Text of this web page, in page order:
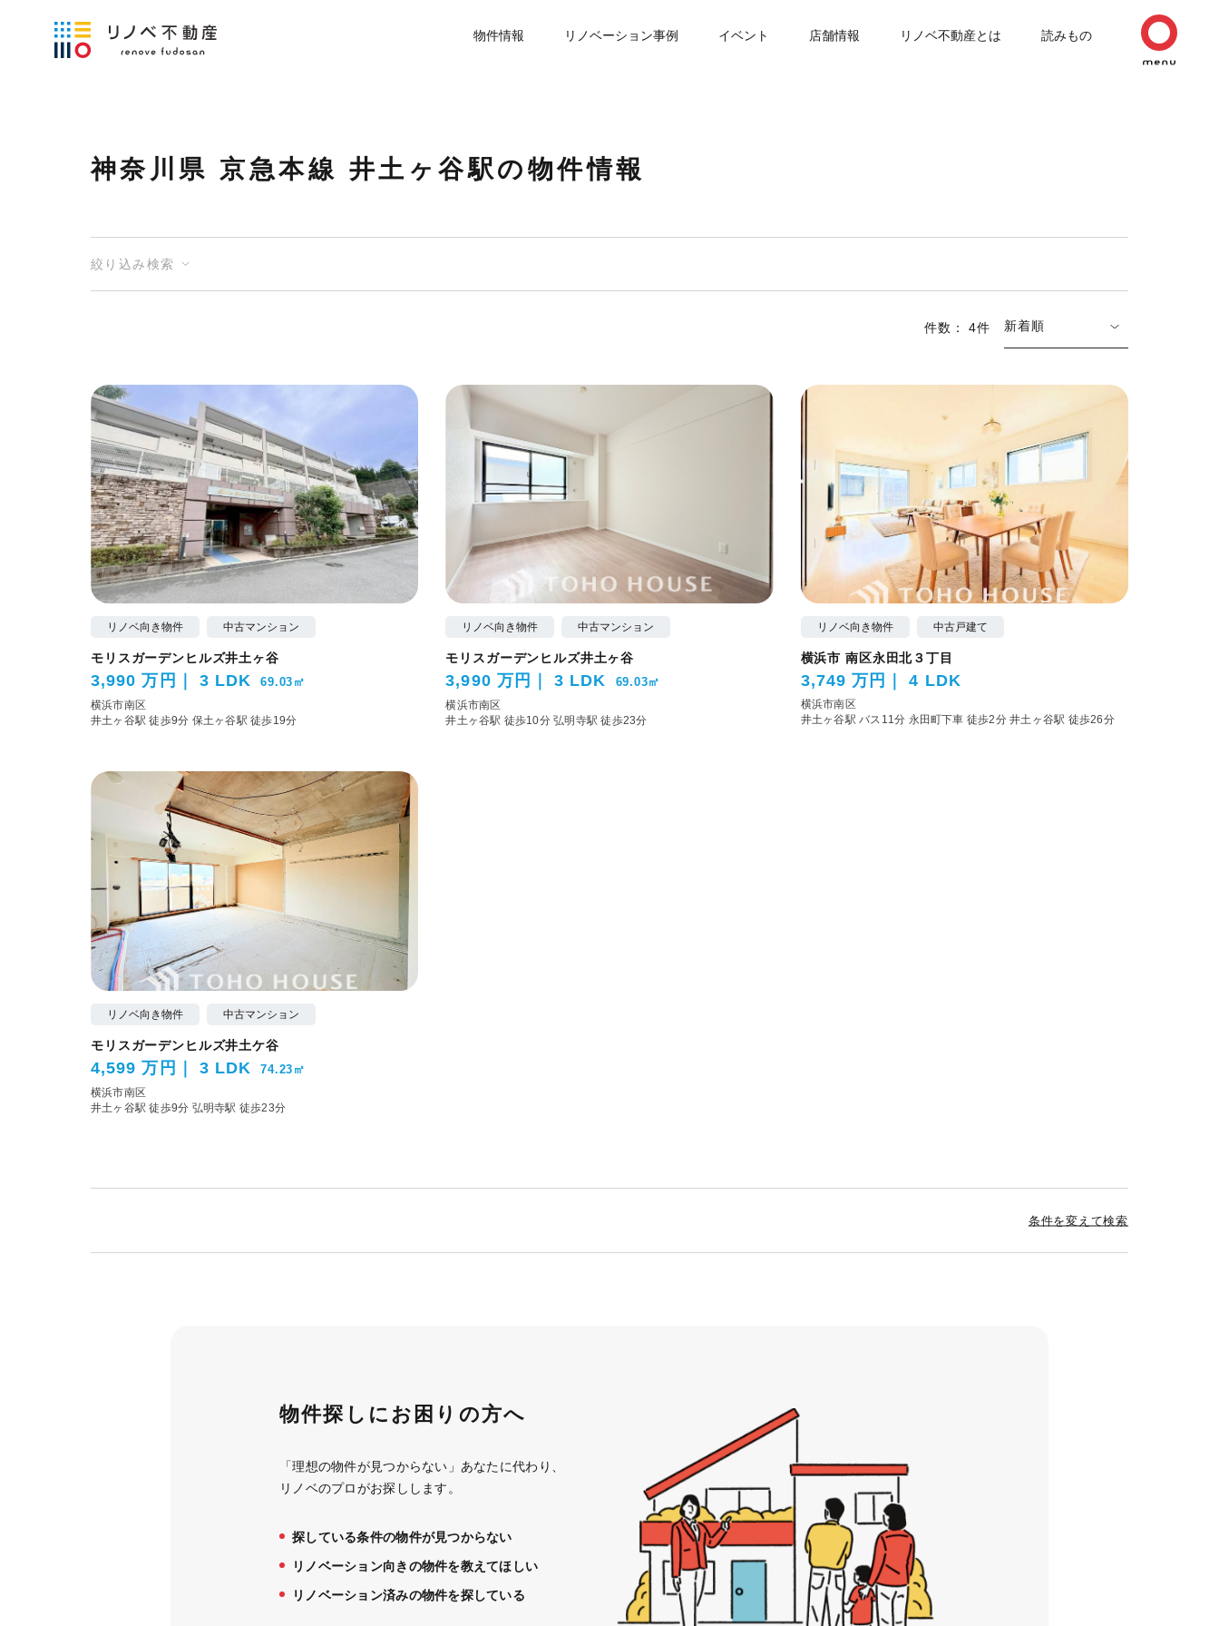
物件情報 リノベーション事例 イベント 店舗情報 リノベ不動産とは 読みもの
神奈川県 京急本線 井土ヶ谷駅の物件情報
絞り込み検索
件数： 4件 新着順
リノベ向き物件 中古マンション
モリスガーデンヒルズ井土ヶ谷
3,990 万円 3 LDK 69.03㎡
横浜市南区
井土ヶ谷駅 徒歩9分 保土ヶ谷駅 徒歩19分
リノベ向き物件 中古マンション
モリスガーデンヒルズ井土ヶ谷
3,990 万円 3 LDK 69.03㎡
横浜市南区
井土ヶ谷駅 徒歩10分弘明寺駅 徒歩23分
リノベ向き物件 中古戸建て
横浜市 南区永田北３丁目
3,749 万円 4 LDK
横浜市南区
井土ヶ谷駅 バス11分 永田町下車 徒歩2分井土ヶ谷駅 徒歩26分
リノベ向き物件 中古マンション
モリスガーデンヒルズ井土ケ谷
4,599 万円 3 LDK 74.23㎡
横浜市南区
井土ヶ谷駅 徒歩9分 弘明寺駅 徒歩23分
条件を変えて検索
物件探しにお困りの方へ
「理想の物件が見つからない」あなたに代わり、
リノベのプロがお探しします。
探している条件の物件が見つからない
リノベーション向きの物件を教えてほしい
リノベーション済みの物件を探している